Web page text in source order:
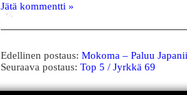
Jätä kommentti »
Edellinen postaus: Mokoma – Paluu
Seuraava postaus: Top 5 / Jyrkkä 69